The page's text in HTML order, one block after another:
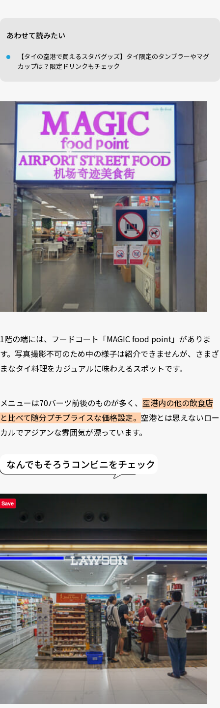
あわせて読みたい
【タイの空港で買えるスタバグッズ】タイ限定のタンブラーやマグ
カップは？限定ドリンクもチェック
1階の端には、フードコート「MAGIC food point」がありま
す。写真撮影不可のため中の様子は紹介できませんが、さまざ
まなタイ料理をカジュアルに味わえるスポットです。
メニューは70バーツ前後のものが多く、 空港内の他の飲食店
と比べて随分プチプライスな価格設定。 空港とは思えないロー
カルでアジアンな雰囲気が漂っています。
なんでもそろうコンビニをチェック
Save